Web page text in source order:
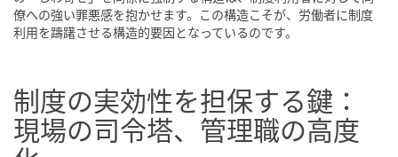
僚への強い罪悪感を抱かせます。この構造こそが、労働者に制度
利用を躊躇させる構造的要因となっているのです。
制度の実効性を担保する鍵：
現場の司令塔、管理職の高度